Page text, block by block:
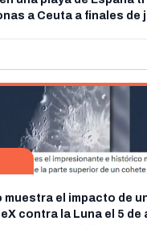
a Ceuta a finales de
muestra el impacto de
contra la Luna el 5